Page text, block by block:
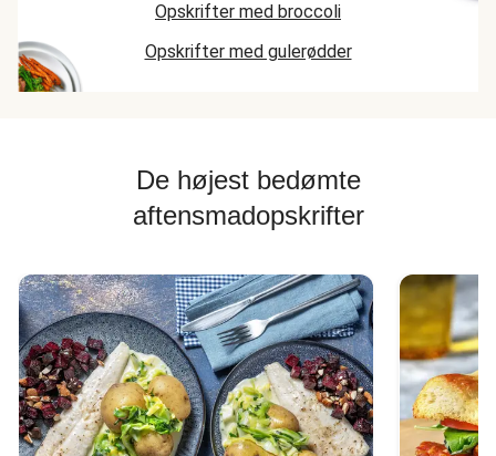
Opskrifter med broccoli
Opskrifter med gulerødder
De højest bedømte
aftensmadopskrifter